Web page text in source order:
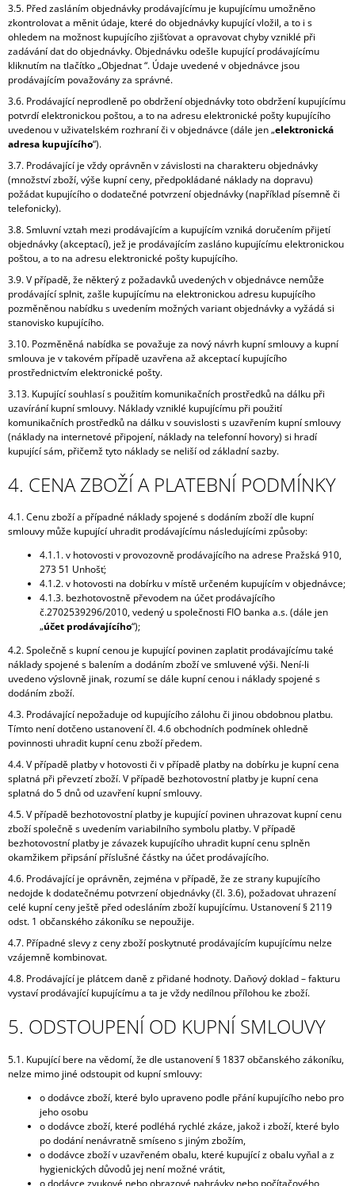
3.5. Před zasláním objednávky prodávajícímu je kupujícímu umožněno
zkontrolovat a měnit údaje, které do objednávky kupující vložil, a to i s
ohledem na možnost kupujícího zjišťovat a opravovat chyby vzniklé při
zadávání dat do objednávky. Objednávku odešle kupující prodávajícímu
kliknutím na tlačítko „Objednat “. Údaje uvedené v objednávce jsou
prodávajícím považovány za správné.
3.6. Prodávající neprodleně po obdržení objednávky toto obdržení kupujícímu
potvrdí elektronickou poštou, a to na adresu elektronické pošty kupujícího
uvedenou v uživatelském rozhraní či v objednávce (dále jen „elektronická
adresa kupujícího“).
3.7. Prodávající je vždy oprávněn v závislosti na charakteru objednávky
(množství zboží, výše kupní ceny, předpokládané náklady na dopravu)
požádat kupujícího o dodatečné potvrzení objednávky (například písemně či
telefonicky).
3.8. Smluvní vztah mezi prodávajícím a kupujícím vzniká doručením přijetí
objednávky (akceptací), jež je prodávajícím zasláno kupujícímu elektronickou
poštou, a to na adresu elektronické pošty kupujícího.
3.9. V případě, že některý z požadavků uvedených v objednávce nemůže
prodávající splnit, zašle kupujícímu na elektronickou adresu kupujícího
pozměněnou nabídku s uvedením možných variant objednávky a vyžádá si
stanovisko kupujícího.
3.10. Pozměněná nabídka se považuje za nový návrh kupní smlouvy a kupní
smlouva je v takovém případě uzavřena až akceptací kupujícího
prostřednictvím elektronické pošty.
3.13. Kupující souhlasí s použitím komunikačních prostředků na dálku při
uzavírání kupní smlouvy. Náklady vzniklé kupujícímu při použití
komunikačních prostředků na dálku v souvislosti s uzavřením kupní smlouvy
(náklady na internetové připojení, náklady na telefonní hovory) si hradí
kupující sám, přičemž tyto náklady se neliší od základní sazby.
4. CENA ZBOŽÍ A PLATEBNÍ PODMÍNKY
4.1. Cenu zboží a případné náklady spojené s dodáním zboží dle kupní
smlouvy může kupující uhradit prodávajícímu následujícími způsoby:
4.1.1. v hotovosti v provozovně prodávajícího na adrese Pražská 910,
273 51 Unhošť;
4.1.2. v hotovosti na dobírku v místě určeném kupujícím v objednávce;
4.1.3. bezhotovostně převodem na účet prodávajícího
č.2702539296/2010, vedený u společnosti FIO banka a.s. (dále jen
„účet prodávajícího“);
4.2. Společně s kupní cenou je kupující povinen zaplatit prodávajícímu také
náklady spojené s balením a dodáním zboží ve smluvené výši. Není-li
uvedeno výslovně jinak, rozumí se dále kupní cenou i náklady spojené s
dodáním zboží.
4.3. Prodávající nepožaduje od kupujícího zálohu či jinou obdobnou platbu.
Tímto není dotčeno ustanovení čl. 4.6 obchodních podmínek ohledně
povinnosti uhradit kupní cenu zboží předem.
4.4. V případě platby v hotovosti či v případě platby na dobírku je kupní cena
splatná při převzetí zboží. V případě bezhotovostní platby je kupní cena
splatná do 5 dnů od uzavření kupní smlouvy.
4.5. V případě bezhotovostní platby je kupující povinen uhrazovat kupní cenu
zboží společně s uvedením variabilního symbolu platby. V případě
bezhotovostní platby je závazek kupujícího uhradit kupní cenu splněn
okamžikem připsání příslušné částky na účet prodávajícího.
4.6. Prodávající je oprávněn, zejména v případě, že ze strany kupujícího
nedojde k dodatečnému potvrzení objednávky (čl. 3.6), požadovat uhrazení
celé kupní ceny ještě před odesláním zboží kupujícímu. Ustanovení § 2119
odst. 1 občanského zákoníku se nepoužije.
4.7. Případné slevy z ceny zboží poskytnuté prodávajícím kupujícímu nelze
vzájemně kombinovat.
4.8. Prodávající je plátcem daně z přidané hodnoty. Daňový doklad – fakturu
vystaví prodávající kupujícímu a ta je vždy nedílnou přílohou ke zboží.
5. ODSTOUPENÍ OD KUPNÍ SMLOUVY
5.1. Kupující bere na vědomí, že dle ustanovení § 1837 občanského zákoníku,
nelze mimo jiné odstoupit od kupní smlouvy:
o dodávce zboží, které bylo upraveno podle přání kupujícího nebo pro
jeho osobu
o dodávce zboží, které podléhá rychlé zkáze, jakož i zboží, které bylo
po dodání nenávratně smíseno s jiným zbožím,
o dodávce zboží v uzavřeném obalu, které kupující z obalu vyňal a z
hygienických důvodů jej není možné vrátit,